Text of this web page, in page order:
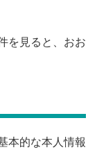
を見ると、おお
本的な本人情報